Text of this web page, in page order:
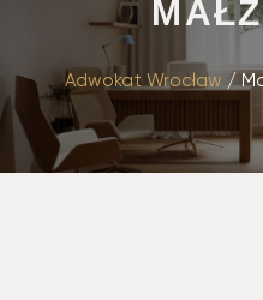
Adwokat Wrocław /